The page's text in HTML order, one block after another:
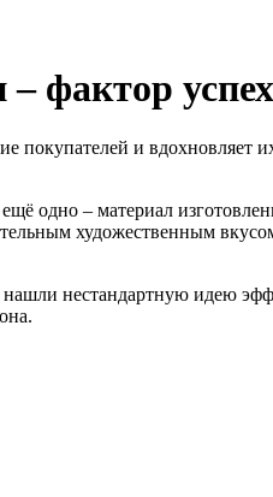
фактор
покупателей и
одно – материал
художественным
нестандартную идею